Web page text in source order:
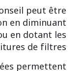
peut être
en diminuant
en dotant les
de filtres....
permettent